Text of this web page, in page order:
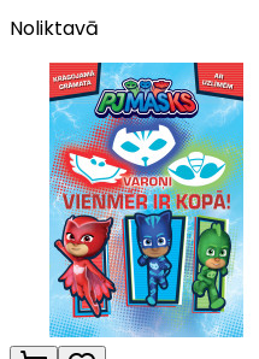
Noliktavā